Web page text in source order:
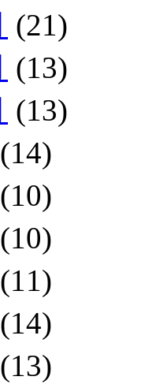
(21)
(13)
(13)
(14)
(10)
(10)
(11)
(14)
(13)